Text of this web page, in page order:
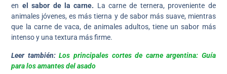
en el sabor de la carne. La carne de ternera, proveniente de
animales jóvenes, es más tierna y de sabor más suave, mientras
que la carne de vaca, de animales adultos, tiene un sabor más
intenso y una textura más firme.
Leer también:Los principales cortes de carne argentina: Guía
para los amantes del asado